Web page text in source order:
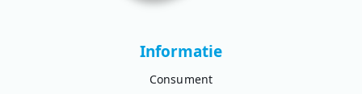
Informatie
Consument